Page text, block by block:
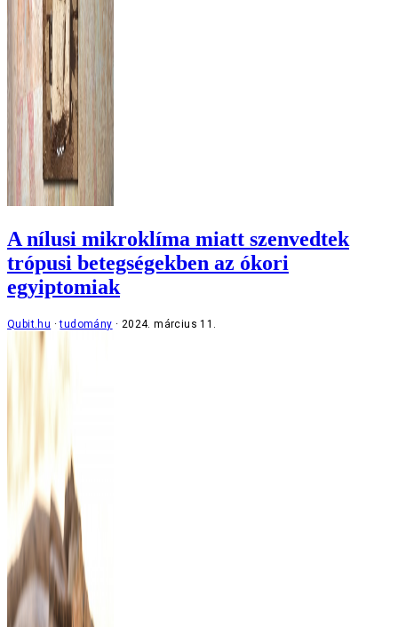
A nílusi mikroklíma miatt szenvedtek
trópusi betegségekben az ókori
egyiptomiak
Qubit.hu tudomány 2024. március 11.